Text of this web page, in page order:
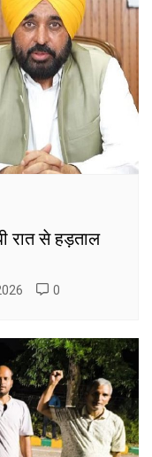
रात से हड़ताल
0